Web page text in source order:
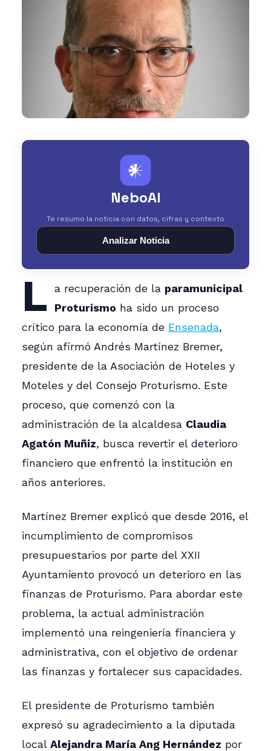
𒀭
NeboAI
Te resumo la noticia con datos, cifras y contexto
Analizar Noticia
L a recuperación de la paramunicipal
Proturismo ha sido un proceso
crítico para la economía de Ensenada,
según afirmó Andrés Martínez Bremer,
presidente de la Asociación de Hoteles y
Moteles y del Consejo Proturismo. Este
proceso, que comenzó con la
administración de la alcaldesa Claudia
Agatón Muñiz, busca revertir el deterioro
financiero que enfrentó la institución en
años anteriores.
Martínez Bremer explicó que desde 2016, el
incumplimiento de compromisos
presupuestarios por parte del XXII
Ayuntamiento provocó un deterioro en las
finanzas de Proturismo. Para abordar este
problema, la actual administración
implementó una reingeniería financiera y
administrativa, con el objetivo de ordenar
las finanzas y fortalecer sus capacidades.
El presidente de Proturismo también
expresó su agradecimiento a la diputada
local Alejandra María Ang Hernández por